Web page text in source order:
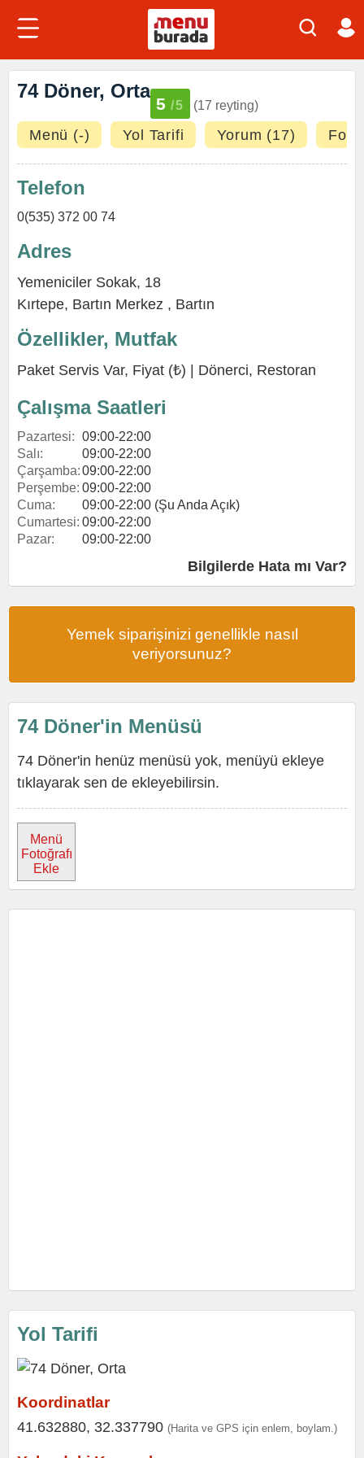
74 Döner, Orta
5 /5 (17 reyting)
Menü (-) Yol Tarifi Yorum (17)
Telefon
0(535) 372 00 74
Adres
Yemeniciler Sokak, 18
Kırtepe, Bartın Merkez , Bartın
Özellikler, Mutfak
Paket Servis Var, Fiyat (₺) | Dönerci, Restoran
Çalışma Saatleri
Pazartesi: 09:00-22:00
Salı:
09:00-22:00
Çarşamba:09:00-22:00
Perşembe: 09:00-22:00
Cuma:
09:00-22:00 (Şu Anda Açık)
Cumartesi: 09:00-22:00
Pazar:
09:00-22:00
Bilgilerde Hata mı Var?
Yemek siparişinizi genellikle nasıl
veriyorsunuz?
74 Döner'in Menüsü
74 Döner'in henüz menüsü yok, menüyü ekleye
tıklayarak sen de ekleyebilirsin.
Menü
Fotoğrafı
Ekle
Yol Tarifi
Koordinatlar
41.632880, 32.337790 (Harita ve GPS için enlem, boylam.)